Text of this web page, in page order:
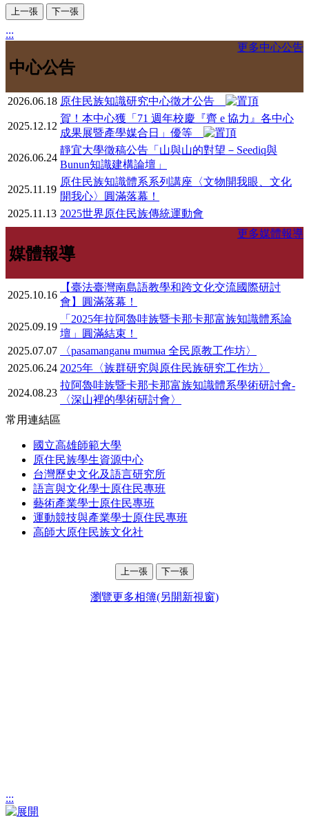
上一張 下一張
:::
中心公告
更多中心公告
2026.06.18 原住民族知識研究中心徵才公告
2025.12.12
賀！本中心獲「71 週年校慶『齊 e 協力』各中心
成果展暨產學媒合日」優等
2026.06.24
靜宜大學徵稿公告「山與山的對望－Seediq與
Bunun知識建構論壇」
2025.11.19
原住民族知識體系系列講座〈文物開我眼、文化
開我心〉圓滿落幕！
2025.11.13 2025世界原住民族傳統運動會
媒體報導
更多媒體報導
2025.10.16
【臺法臺灣南島語教學和跨文化交流國際研討
會】圓滿落幕！
2025.09.19
「2025年拉阿魯哇族暨卡那卡那富族知識體系論
壇」圓滿結束！
2025.07.07
〈pasamanganʉ mʉmʉa 全民原教工作坊〉
2025.06.24 2025年〈族群研究與原住民族研究工作坊〉
2024.08.23
拉阿魯哇族暨卡那卡那富族知識體系學術研討會-
〈深山裡的學術研討會〉
常用連結區
國立高雄師範大學
原住民族學生資源中心
台灣歷史文化及語言研究所
語言與文化學士原住民專班
藝術產業學士原住民專班
運動競技與產業學士原住民專班
高師大原住民族文化社
上一張 下一張
瀏覽更多相簿(另開新視窗)
:::